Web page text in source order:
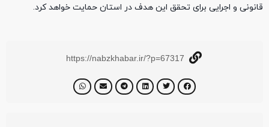
قانونی و اجرایی برای تحقق این هدف در استان حمایت خواهد کرد.
https://nabzkhabar.ir/?p=67317